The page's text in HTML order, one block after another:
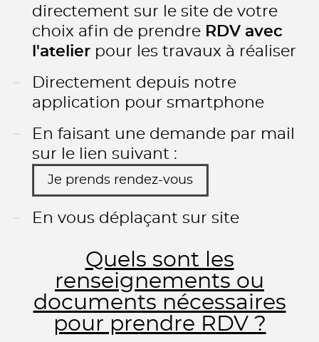
directement sur le site de votre
choix afin de prendre RDV avec
l'atelier pour les travaux à réaliser
Directement depuis notre
application pour smartphone
En faisant une demande par mail
sur le lien suivant :
Je prends rendez-vous
En vous déplaçant sur site
Quels sont les
renseignements ou
documents nécessaires
pour prendre RDV ?